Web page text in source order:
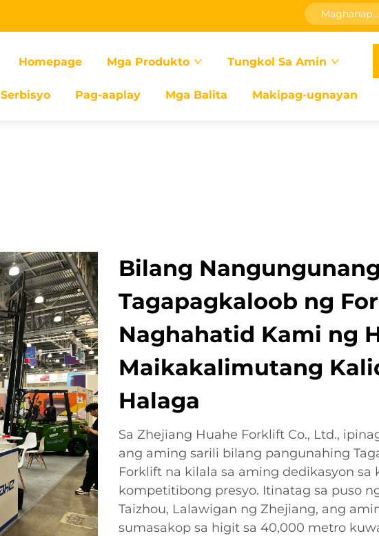
Homepage Mga Produkto Tungkol Sa Amin
Serbisyo Pag-aaplay Mga Balita Makipag-ugnayan
Bilang Nangungunang
Tagapagkaloob ng
Naghahatid Kami ng
Maikakalimutang
Halaga
Sa Zhejiang Huahe Forklift Co., Ltd.,
ang aming sarili bilang pangunahing
Forklift na kilala sa aming dedikasyon sa
kompetitibong presyo. Itinatag sa puso
Taizhou, Lalawigan ng Zhejiang, ang
sumasakop sa higit sa 40,000 metro